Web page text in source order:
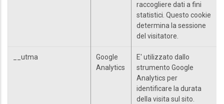
raccogliere dati a fini
statistici. Questo cookie
determina la sessione
del visitatore.
__utma
Google
Analytics
E' utilizzato dallo
strumento Google
Analytics per
identificare la durata
della visita sul sito.